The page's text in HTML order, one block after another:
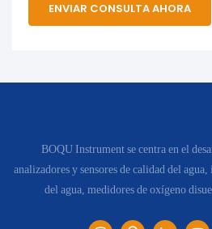
ENVIAR CONSULTA AHORA
BOQU Instrument se centra en el
analizadores y sensores de calidad del
del agua, medidores de oxígeno